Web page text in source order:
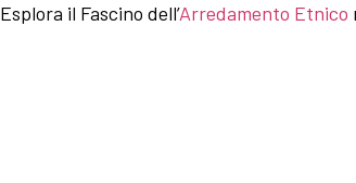
Esplora il Fascino dell’Arredamento Etnico